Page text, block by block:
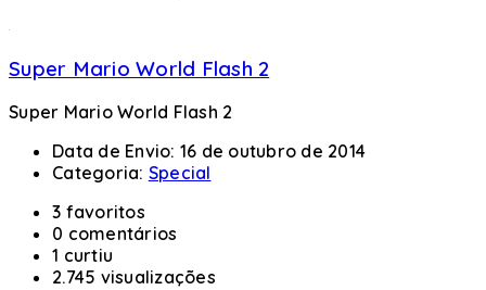
Super Mario World Flash 2
Super Mario World Flash 2
Data de Envio: 16 de outubro de 2014
Categoria: Special
3 favoritos
0 comentários
1 curtiu
2.745 visualizações